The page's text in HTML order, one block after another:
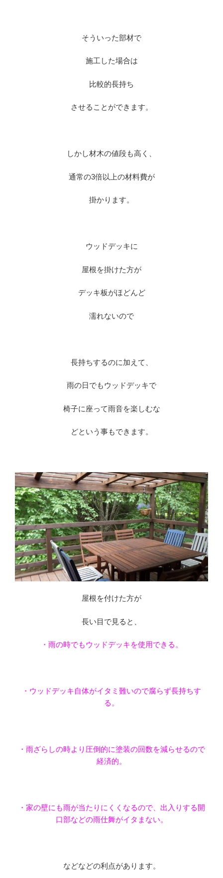
そういった部材で
施工した場合は
比較的長持ち
させることができます。
しかし材木の値段も高く、
通常の3倍以上の材料費が
掛かります。
ウッドデッキに
屋根を掛けた方が
デッキ板がほどんど
濡れないので
長持ちするのに加えて、
雨の日でもウッドデッキで
椅子に座って雨音を楽しむな
どという事もできます。
屋根を付けた方が
長い目で見ると、
・雨の時でもウッドデッキを使用できる。
・ウッドデッキ自体がイタミ難いので腐らず長持ちす
る。
・雨ざらしの時より圧倒的に塗装の回数を減らせるので
経済的。
・家の壁にも雨が当たりにくくなるので、出入りする開
口部などの雨仕舞がイタまない。
などなどの利点があります。